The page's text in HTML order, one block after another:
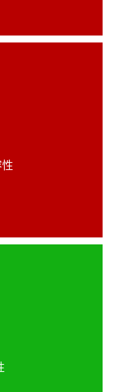
作系统，包括
用何种平台或
受完整功能。
置灾难恢复方